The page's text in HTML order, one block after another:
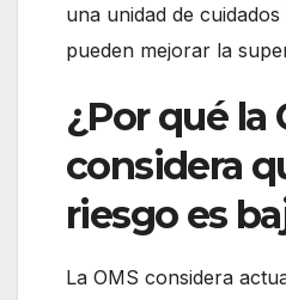
una unidad de
pueden mejorar la
¿Por qué la
considera
riesgo es
La OMS considera